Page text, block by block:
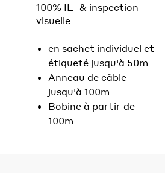
100% IL- & inspection
visuelle
en sachet individuel et
étiqueté jusqu'à 50m
Anneau de câble
jusqu'à 100m
Bobine à partir de
100m